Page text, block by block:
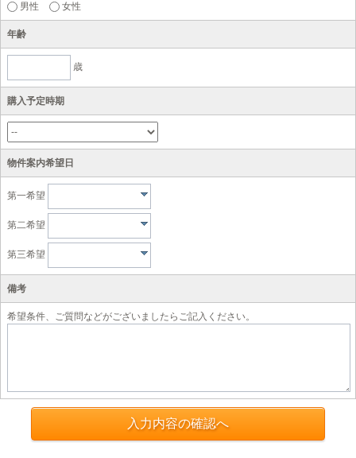
男性 女性
年齢
歳
購入予定時期
物件案内希望日
第一希望
第二希望
第三希望
備考
希望条件、ご質問などがございましたらご記入ください。
入力内容の確認へ